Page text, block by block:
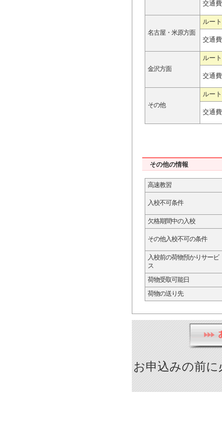
交通
名古屋・米原方面
ルート
交通
金沢方面
ルート
交通
その他
ルート
交通
その他の情報
高速教習
入校不可条件
欠格期間中の入校
その他入校不可の条件
入校前の荷物預かりサービ
ス
荷物受取可能日
荷物の送り先
お申込みの前